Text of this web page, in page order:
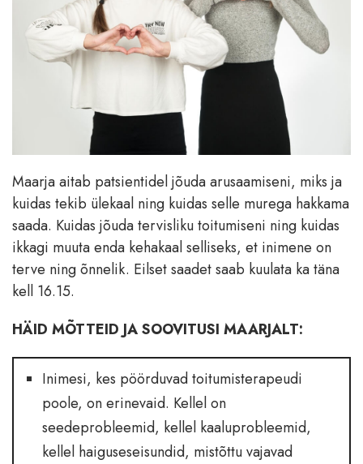
Maarja aitab patsientidel jõuda arusaamiseni, miks ja
kuidas tekib ülekaal ning kuidas selle murega hakkama
saada. Kuidas jõuda tervisliku toitumiseni ning kuidas
ikkagi muuta enda kehakaal selliseks, et inimene on
terve ning õnnelik. Eilset saadet saab kuulata ka täna
kell 16.15.
HÄID MÕTTEID JA SOOVITUSI MAARJALT:
Inimesi, kes pöörduvad toitumisterapeudi
poole, on erinevaid. Kellel on
seedeprobleemid, kellel kaaluprobleemid,
kellel haiguseseisundid, mistõttu vajavad